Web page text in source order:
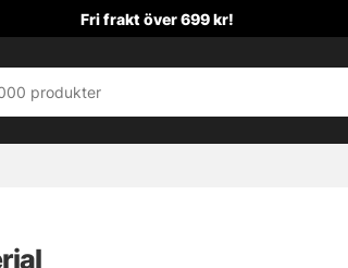
Fri frakt över 699 kr!